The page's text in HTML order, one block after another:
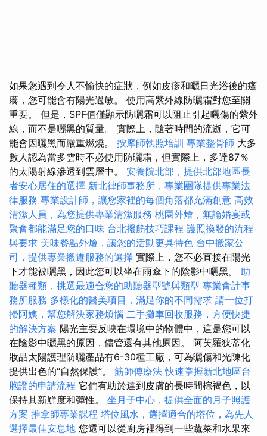
如果您遇到令人不愉快的症狀，例如皮疹和曬日光浴後的瘙
癢，您可能會有陽光過敏。 使用高紫外線防曬霜對您至關
重要。 但是，SPF值僅顯示防曬霜可以阻止引起曬傷的紫外
線，而不是曬黑的質量。 實際上，隨著時間的流逝，它可
能會因曬黑而嚴重燃燒。 按摩師執照培訓 專業整骨師 大多
數人認為當多雲時不必使用防曬霜，但實際上，多達87％
的太陽射線滲透到雲層中。 安養院北部，提供北部地區長
者安心居住的選擇 新北律師事務所，專業團隊提供專業法
律服務 專業設計師，讓您家裡的每個角落都充滿創意 高效
清潔人員，為您提供專業清潔服務 桃園外燴，無論婚宴或
聚會都能滿足您的口味 台北撥筋技巧課程 護照換發的流程
與要求 美味餐點外燴，讓您的活動更具特色 台中搬家公
司，提供專業搬遷服務的選擇 實際上，您不必直接在陽光
下才能被曬黑，因此您可以坐在雨傘下的陰影中曬黑。 助
聽器種類，挑選最適合您的助聽器型號與類型 專業會計事
務所服務 多樣化的醫美項目，滿足你的不同需求 請一位打
掃阿姨，幫您解決家務煩惱 二手攤車回收服務，方便快捷
的解決方案 陽光主要反映在環境中的物體中，這是您可以
在陰影中曬黑的原因，儘管還有其他原因。 阿芙羅狄蒂化
妝品太陽護理防曬產品有6-30種工廠，可為曬傷和光陳化
提供出色的“自然保護”。 筋師傅療法 快速掌握新北地區台
胞證的申請流程 它們有助於達到皮膚的長時間棕褐色，以
保持其新鮮度和彈性。 坐月子中心，提供全面的月子照護
方案 推拿師專業課程 塔位風水，選擇適合的塔位，為先人
選擇最佳安息地 您還可以從廚房裡得到一些蔬菜和水果來